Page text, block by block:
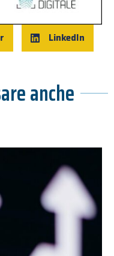
LinkedIn
anche